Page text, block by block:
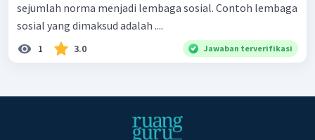
sejumlah norma menjadi lembaga sosial. Contoh lembaga
sosial yang dimaksud adalah ....
1 3.0 Jawaban terverifikasi